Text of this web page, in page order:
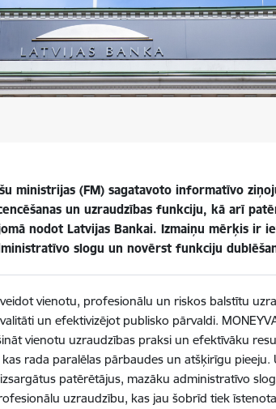
ministrijas (FM) sagatavoto informatīvo
un uzraudzības funkciju, kā arī
nodot Latvijas Bankai. Izmaiņu mērķis ir
slogu un novērst funkciju
vienotu, profesionālu un riskos balstītu
un efektivizējot publisko pārvaldi.
vienotu uzraudzības praksi un efektīvāku
rada paralēlas pārbaudes un atšķirīgu pieeju.
patērētājus, mazāku administratīvo
uzraudzību, kas jau šobrīd tiek